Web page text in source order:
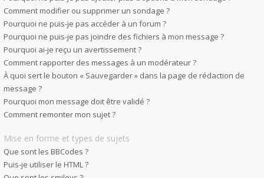
Comment modifier ou supprimer un sondage ?
Pourquoi ne puis-je pas accéder à un forum ?
Pourquoi ne puis-je pas joindre des fichiers à mon message ?
Pourquoi ai-je reçu un avertissement ?
Comment rapporter des messages à un modérateur ?
À quoi sert le bouton « Sauvegarder » dans la page de rédaction de
message ?
Pourquoi mon message doit être validé ?
Comment remonter mon sujet ?
Mise en forme et types de sujets
Que sont les BBCodes ?
Puis-je utiliser le HTML ?